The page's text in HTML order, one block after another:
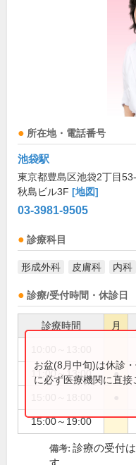
所在地・電話番号
池袋駅
東京都豊島区池袋2丁目
秋島ビル3F [地図]
03-3981-9505
診療科目
形成外科 皮膚科 内科
診療/受付時間・休診日
診療時間 月
11:00～13:00 ●
15:00～19:00
お盆(8月中旬)は休診
に必ず医療機関に直接
備考: 診療の受付